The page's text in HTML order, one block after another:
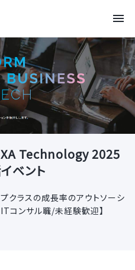
Technology 2025
ベント
クラスの成長率のアウトソーシ
ITコンサル職/未経験歓迎】